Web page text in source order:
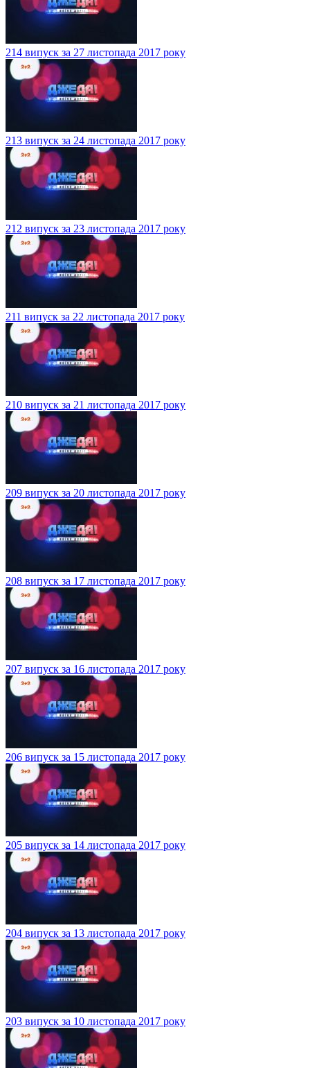
214 випуск за 27 листопада 2017 року
213 випуск за 24 листопада 2017 року
212 випуск за 23 листопада 2017 року
211 випуск за 22 листопада 2017 року
210 випуск за 21 листопада 2017 року
209 випуск за 20 листопада 2017 року
208 випуск за 17 листопада 2017 року
207 випуск за 16 листопада 2017 року
206 випуск за 15 листопада 2017 року
205 випуск за 14 листопада 2017 року
204 випуск за 13 листопада 2017 року
203 випуск за 10 листопада 2017 року